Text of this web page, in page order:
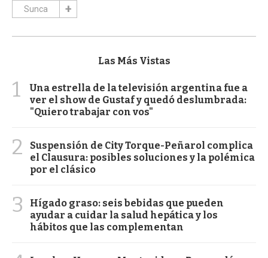
Sunca
Las Más Vistas
1
Una estrella de la televisión argentina fue a
ver el show de Gustaf y quedó deslumbrada:
"Quiero trabajar con vos"
2
Suspensión de City Torque-Peñarol complica
el Clausura: posibles soluciones y la polémica
por el clásico
3
Hígado graso: seis bebidas que pueden
ayudar a cuidar la salud hepática y los
hábitos que las complementan